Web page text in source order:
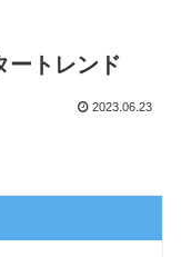
ートレンド
2023.06.23